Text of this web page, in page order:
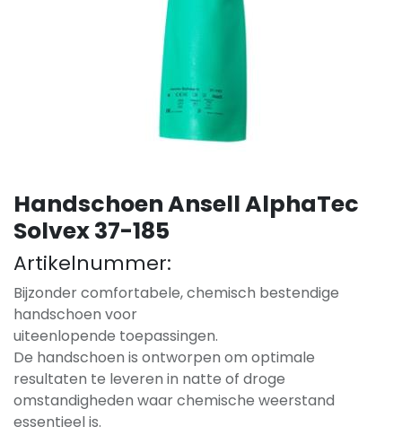
Handschoen Ansell AlphaTec
Solvex 37-185
Artikelnummer:
Bijzonder comfortabele, chemisch bestendige
handschoen voor
uiteenlopende toepassingen.
De handschoen is ontworpen om optimale
resultaten te leveren in natte of droge
omstandigheden waar chemische weerstand
essentieel is.